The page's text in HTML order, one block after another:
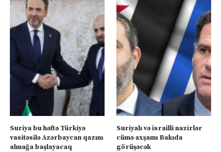
Suriya bu həftə Türkiyə
vasitəsilə Azərbaycan qazını
almağa başlayacaq
Suriyalı və israilli nazirlər
cümə axşamı Bakıda
görüşəcək